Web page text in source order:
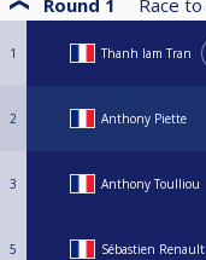
Round 1 Race to
1 Thanh lam Tran
2 Anthony Piette
3 Anthony Toulliou
5 Sébastien Renault